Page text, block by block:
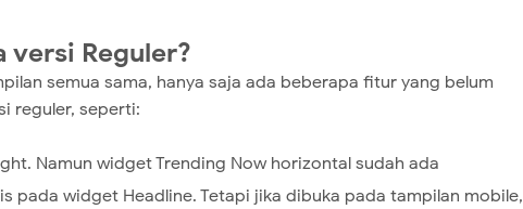
versi Reguler?
semua sama, hanya saja ada beberapa fitur yang belum
reguler, seperti:
Namun widget Trending Now horizontal sudah ada
pada widget Headline. Tetapi jika dibuka pada tampilan mobile,